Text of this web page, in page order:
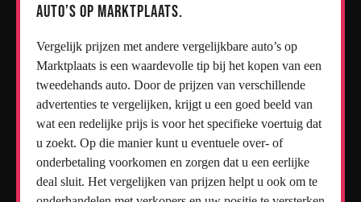
auto’s op Marktplaats.
Vergelijk prijzen met andere vergelijkbare auto’s op
Marktplaats is een waardevolle tip bij het kopen van een
tweedehands auto. Door de prijzen van verschillende
advertenties te vergelijken, krijgt u een goed beeld van
wat een redelijke prijs is voor het specifieke voertuig dat
u zoekt. Op die manier kunt u eventuele over- of
onderbetaling voorkomen en zorgen dat u een eerlijke
deal sluit. Het vergelijken van prijzen helpt u ook om te